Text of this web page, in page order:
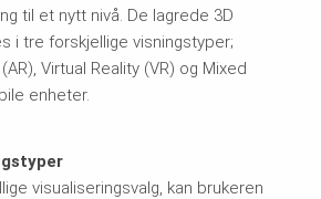
til et nytt nivå. De lagrede 3D
i tre forskjellige visningstyper;
Virtual Reality (VR) og Mixed
enheter.
visualiseringsvalg, kan brukeren